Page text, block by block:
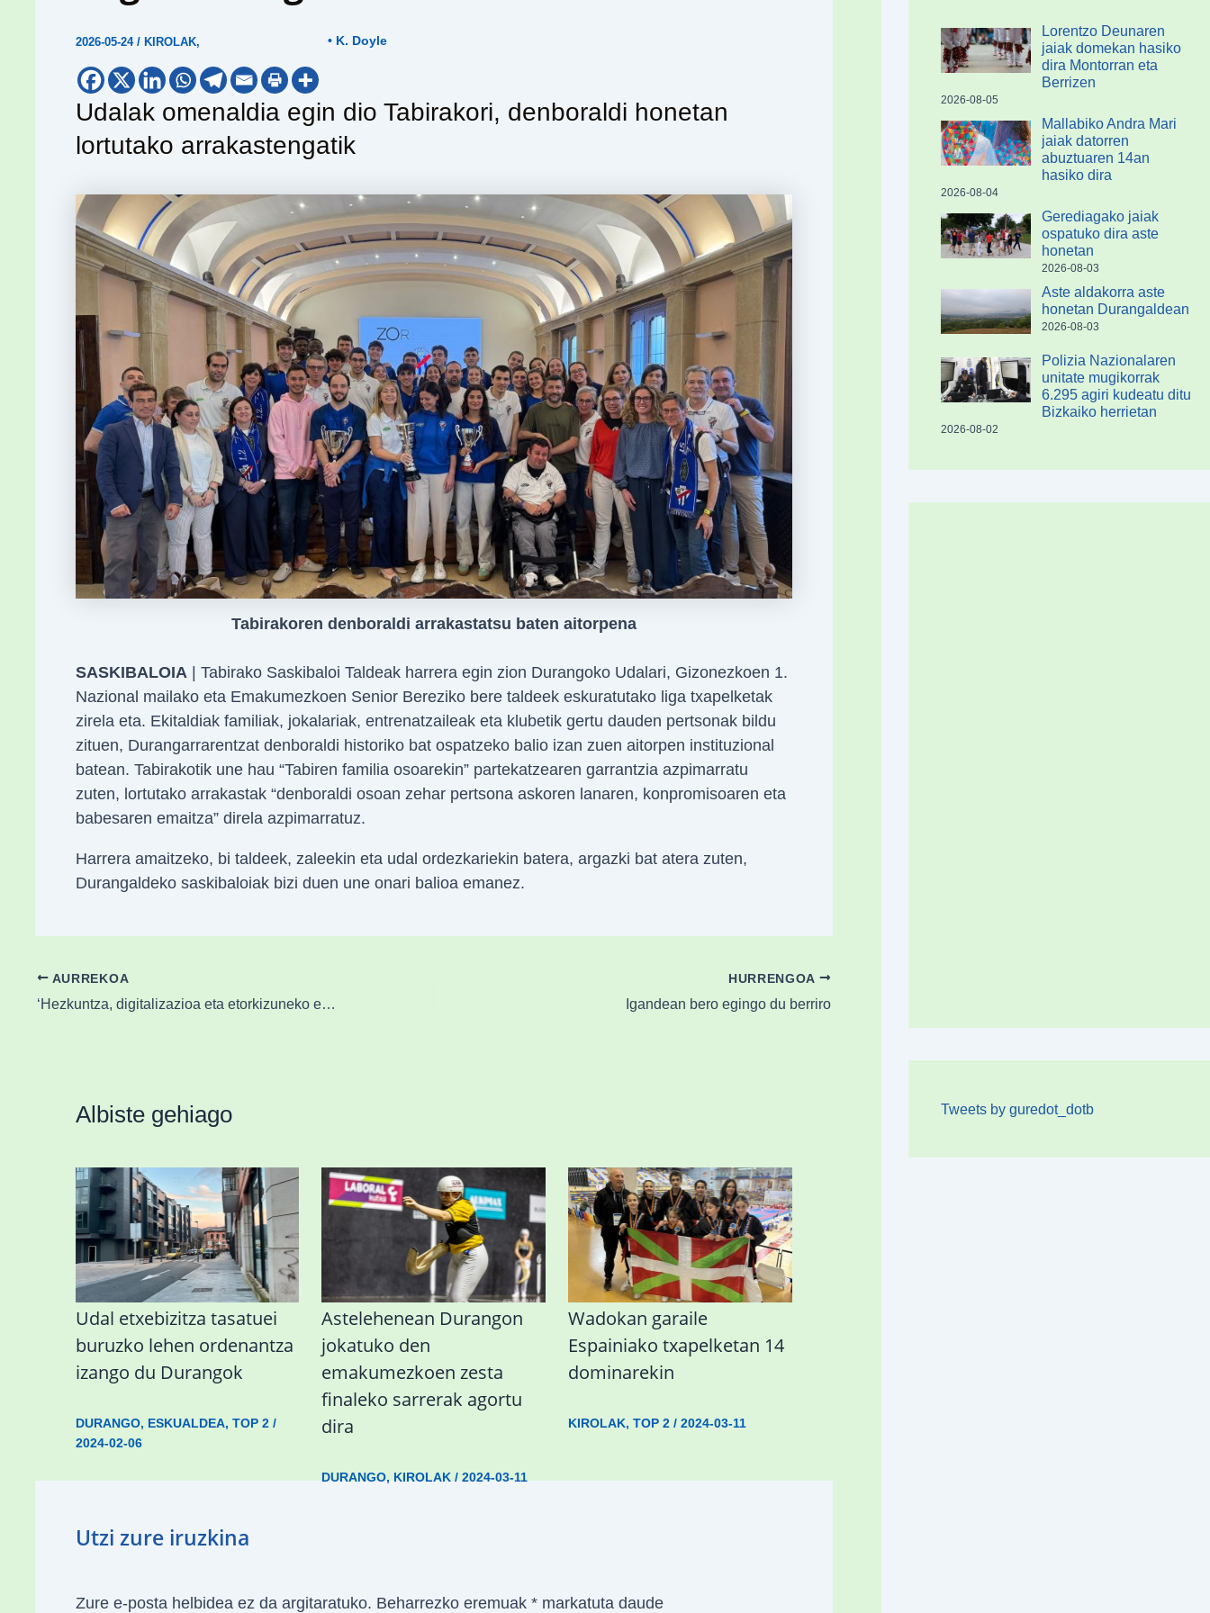
2026-05-24 / KIROLAK, • K. Doyle
Udalak omenaldia egin dio Tabirakori, denboraldi honetan
lortutako arrakastengatik
Tabirakoren denboraldi arrakastatsu baten aitorpena
SASKIBALOIA | Tabirako Saskibaloi Taldeak harrera egin zion Durangoko Udalari, Gizonezkoen 1.
Nazional mailako eta Emakumezkoen Senior Bereziko bere taldeek eskuratutako liga txapelketak
zirela eta. Ekitaldiak familiak, jokalariak, entrenatzaileak eta klubetik gertu dauden pertsonak bildu
zituen, Durangarrarentzat denboraldi historiko bat ospatzeko balio izan zuen aitorpen instituzional
batean. Tabirakotik une hau “Tabiren familia osoarekin” partekatzearen garrantzia azpimarratu
zuten, lortutako arrakastak “denboraldi osoan zehar pertsona askoren lanaren, konpromisoaren eta
babesaren emaitza” direla azpimarratuz.
Harrera amaitzeko, bi taldeek, zaleekin eta udal ordezkariekin batera, argazki bat atera zuten,
Durangaldeko saskibaloiak bizi duen une onari balioa emanez.
AURREKOA
‘Hezkuntza, digitalizazioa eta etorkizuneko erronkak’ hitzaldia Durangon
HURRENGOA
Igandean bero egingo du berriro
Albiste gehiago
Udal etxebizitza tasatuei
buruzko lehen ordenantza
izango du Durangok
DURANGO, ESKUALDEA, TOP 2/
2024-02-06
Astelehenean Durangon
jokatuko den
emakumezkoen zesta
finaleko sarrerak agortu
dira
DURANGO, KIROLAK /2024-03-11
Wadokan garaile
Espainiako txapelketan 14
dominarekin
KIROLAK,TOP 2 /2024-03-11
Utzi zure iruzkina
Zure e-posta helbidea ez da argitaratuko. Beharrezko eremuak *markatuta daude
Lorentzo Deunaren
jaiak domekan hasiko
dira Montorran eta
Berrizen
2026-08-05
Mallabiko Andra Mari
jaiak datorren
abuztuaren 14an
hasiko dira
2026-08-04
Gerediagako jaiak
ospatuko dira aste
honetan
2026-08-03
Aste aldakorra aste
honetan Durangaldean
2026-08-03
Polizia Nazionalaren
unitate mugikorrak
6.295 agiri kudeatu ditu
Bizkaiko herrietan
2026-08-02
Tweets by guredot_dotb